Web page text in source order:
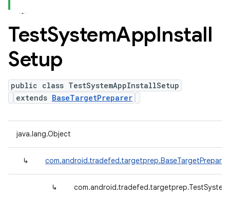
TestSystemAppInstall
Setup
public class TestSystemAppInstallSetup
extends BaseTargetPreparer
java.lang.Object
↳ com.android.tradefed.targetprep.BaseTargetPreparer
↳